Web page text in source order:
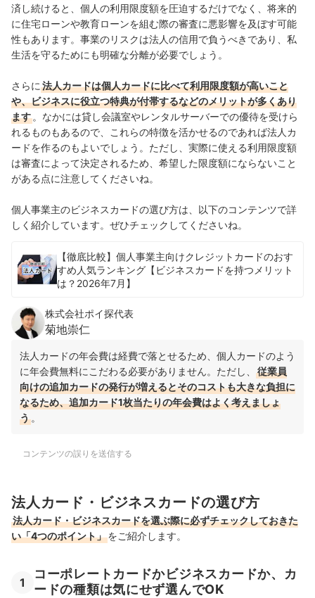
済し続けると、個人の利用限度額を圧迫するだけでなく、将来的
に住宅ローンや教育ローンを組む際の審査に悪影響を及ぼす可能
性もあります。事業のリスクは法人の信用で負うべきであり、私
生活を守るためにも明確な分離が必要でしょう。
さらに 法人カードは個人カードに比べて利用限度額が高いこと
や、ビジネスに役立つ特典が付帯するなどのメリットが多くあり
ます 。なかには貸し会議室やレンタルサーバーでの優待を受けら
れるものもあるので、これらの特徴を活かせるのであれば法人カ
ードを作るのもよいでしょう。ただし、実際に使える利用限度額
は審査によって決定されるため、希望した限度額にならないこと
がある点に注意してくださいね。
個人事業主のビジネスカードの選び方は、以下のコンテンツで詳
しく紹介しています。ぜひチェックしてくださいね。
【徹底比較】個人事業主向けクレジットカードのおす
すめ人気ランキング【ビジネスカードを持つメリット
は？2026年7月】
株式会社ポイ探代表
菊地崇仁
法人カードの年会費は経費で落とせるため、個人カードのよう
に年会費無料にこだわる必要がありません。ただし、
従業員
向けの追加カードの発行が増えるとそのコストも大きな負担に
なるため、追加カード1枚当たりの年会費はよく考えましょ
う 。
コンテンツの誤りを送信する
法人カード・ビジネスカードの選び方
法人カード・ビジネスカードを選ぶ際に必ずチェックしておきた
い「4つのポイント」をご紹介します。
1
コーポレートカードかビジネスカードか、カ
ードの種類は気にせず選んでOK